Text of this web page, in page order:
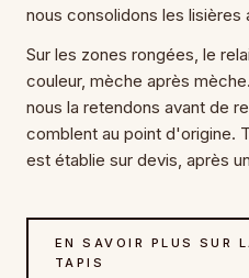
nous consolidons les lisières
Sur les zones rongées, le
couleur, mèche après
nous la retendons avant de
comblent au point d'origine.
est établie sur devis, après
EN SAVOIR PLUS SUR
TAPIS